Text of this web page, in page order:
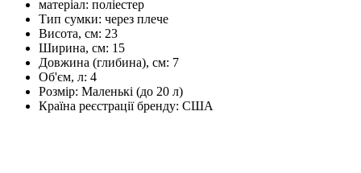
матеріал: поліестер
Тип сумки: через плече
Висота, см: 23
Ширина, см: 15
Довжина (глибина), см: 7
Об'єм, л: 4
Розмір: Маленькі (до 20 л)
Країна реєстрації бренду: США